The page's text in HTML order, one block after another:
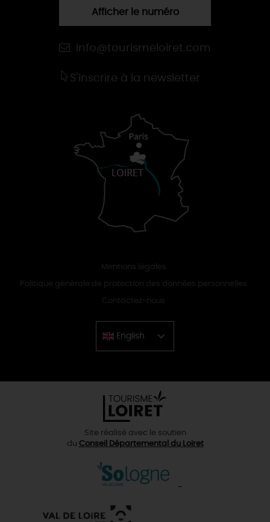
Afficher le numéro
info@tourismeloiret.com
S'inscrire à la newsletter
Mentions légales
Politique générale de protection des données personnelles
Contactez-nous
English
Chinese
Site réalisé avec le soutien
du Conseil Départemental du Loiret